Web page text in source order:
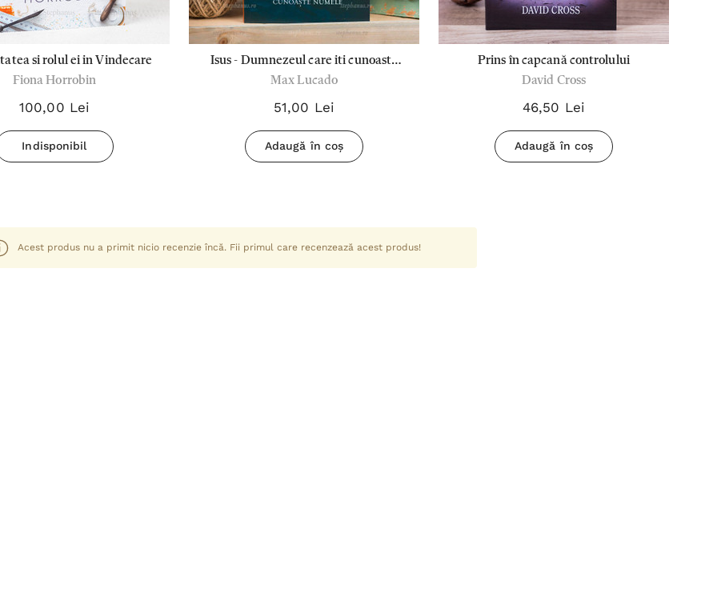
si rolul ei in Vindecare
Fiona Horrobin
100,00 Lei
Indisponibil
Isus - Dumnezeul care iti cunoaste
numele - Max Lucado
Max Lucado
51,00 Lei
Adaugă în coș
Prins în capcană controlului
David Cross
46,50 Lei
Adaugă în coș
Acest produs nu a primit nicio recenzie încă. Fii primul care recenzează acest produs!